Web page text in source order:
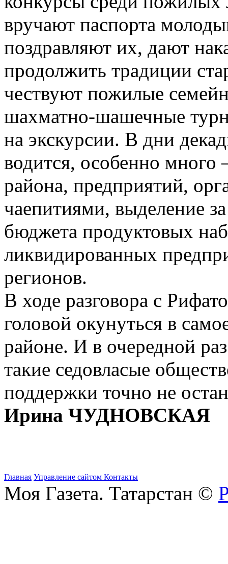
вручают паспорта
поздравляют их, дают
продолжить традиции
чествуют пожилые
шахматно-шашечные
на экскурсии. В дни
водится, особенно много
района, предприятий,
чаепитиями, выделение
бюджета продуктовых
ликвидированных
регионов.
В ходе разговора с
головой окунуться в
районе. И в очередной
такие седовласые
поддержки точно не
Ирина ЧУДНОВСКАЯ
Главная Управление сайтом Контакты
Моя Газета. Татарстан ©